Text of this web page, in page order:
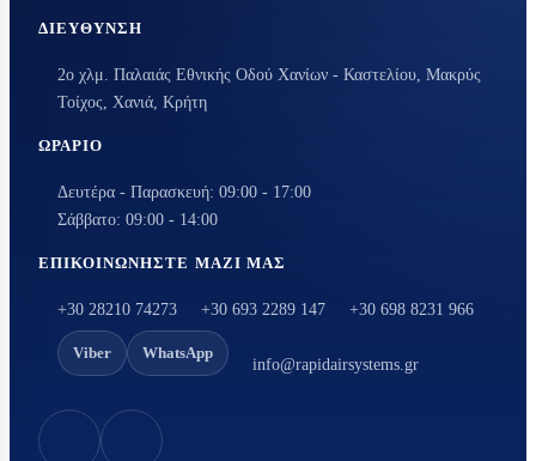
ΔΙΕΎΘΥΝΣΗ
2ο χλμ. Παλαιάς Εθνικής Οδού Χανίων - Καστελίου, Μακρύς
Τοίχος, Χανιά, Κρήτη
ΩΡΆΡΙΟ
Δευτέρα - Παρασκευή: 09:00 - 17:00
Σάββατο: 09:00 - 14:00
ΕΠΙΚΟΙΝΩΝΉΣΤΕ ΜΑΖΊ ΜΑΣ
+30 28210 74273 +30 693 2289 147 +30 698 8231 966
Viber WhatsApp
info@rapidairsystems.gr